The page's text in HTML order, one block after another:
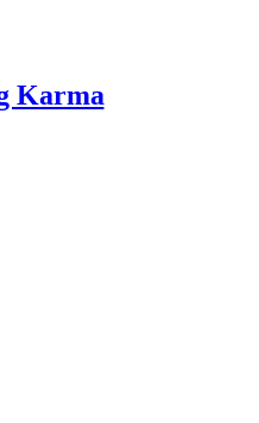
Karma